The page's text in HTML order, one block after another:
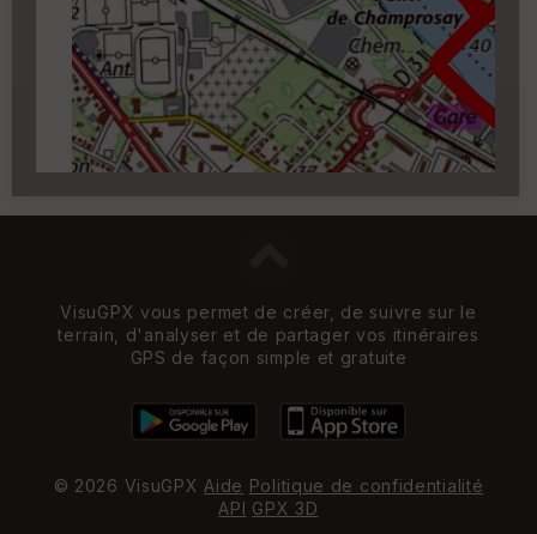
Carroyage UTM
(1km à partir du niveau de
zoom 14)
VisuGPX vous permet de créer, de suivre sur le
terrain, d'analyser et de partager vos itinéraires
GPS de façon simple et gratuite
© 2026 VisuGPX Aide Politique de confidentialité
API GPX 3D